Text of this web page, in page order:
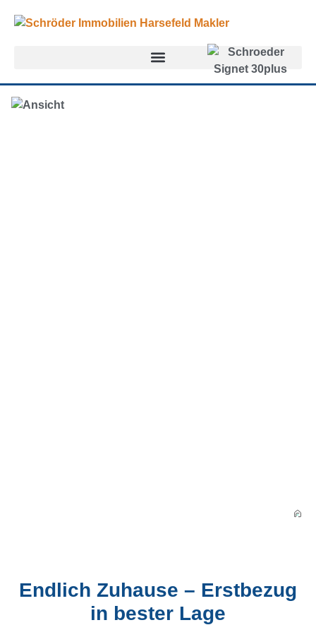
Endlich Zuhause – Erstbezug
in bester Lage